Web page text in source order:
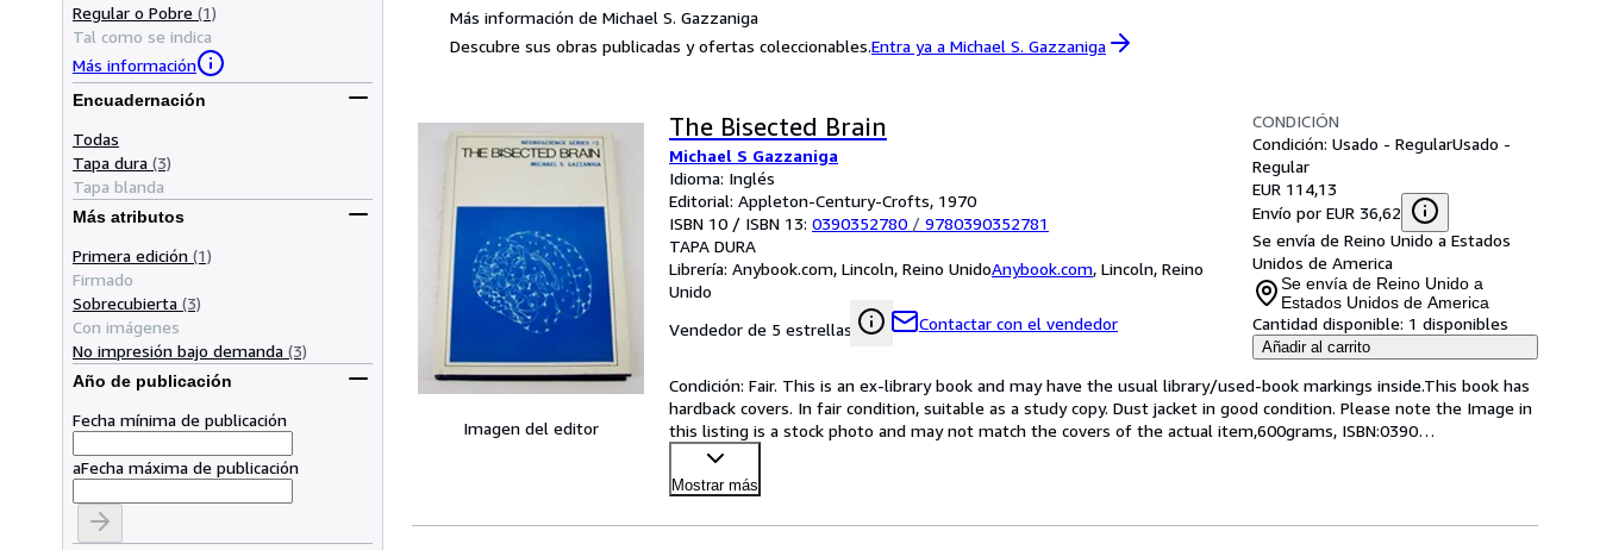
Regular o Pobre (1)
Tal como se indica
Más información
Encuadernación
Todas
Tapa dura (3)
Tapa blanda
Más atributos
Primera edición (1)
Firmado
Sobrecubierta (3)
Con imágenes
No impresión bajo demanda (3)
Año de publicación
Fecha mínima de publicación
aFecha máxima de publicación
Más información de Michael S. Gazzaniga
Descubre sus obras publicadas y ofertas coleccionables.Entra ya a Michael S. Gazzaniga
Imagen del editor
The Bisected Brain
Michael S Gazzaniga
Idioma: Inglés
Editorial: Appleton-Century-Crofts, 1970
ISBN 10 / ISBN 13: 0390352780 / 9780390352781
TAPA DURA
Librería: Anybook.com, Lincoln, Reino UnidoAnybook.com, Lincoln, Reino
Unido
Vendedor de 5 estrellas
Contactar con el vendedor
CONDICIÓN
Condición: Usado - RegularUsado -
Regular
EUR 114,13
Envío por EUR 36,62
Se envía de Reino Unido a Estados
Unidos de America
Se envía de Reino Unido a
Estados Unidos de America
Cantidad disponible: 1 disponibles
Añadir al carrito
Condición: Fair. This is an ex-library book and may have the usual library/used-book markings inside.This book has
hardback covers. In fair condition, suitable as a study copy. Dust jacket in good condition. Please note the Image in
this listing is a stock photo and may not match the covers of the actual item,600grams, ISBN:0390…
Mostrar más